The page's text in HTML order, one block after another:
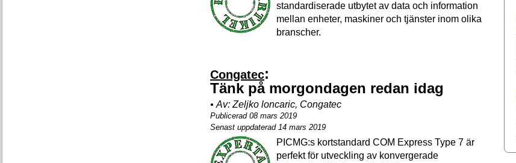
standardiserade utbytet av data och information
mellan enheter, maskiner och tjänster inom olika
branscher.
Congatec:
Tänk på morgondagen redan idag
• Av: Zeljko loncaric, Congatec
Publicerad 08 mars 2019
Senast uppdaterad 14 mars 2019
PICMG:s kortstandard COM Express Type 7 är
perfekt för utveckling av konvergerade